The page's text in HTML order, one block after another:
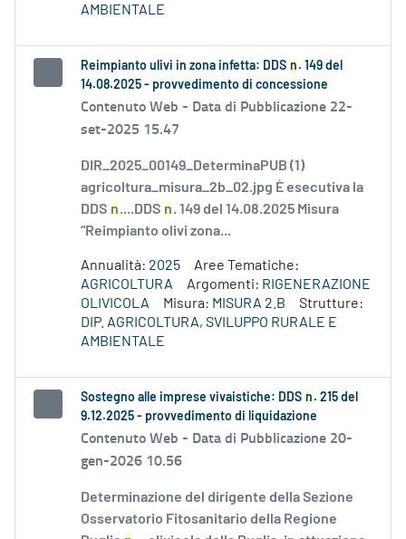
AMBIENTALE
Reimpianto ulivi in zona infetta: DDS n . 149 del
14.08.2025 - provvedimento di concessione
Contenuto Web - Data di Pubblicazione 22-
set-2025 15.47
DIR_2025_00149_DeterminaPUB (1)
agricoltura_misura_2b_02.jpg È esecutiva la
DDS n....DDS n. 149 del 14.08.2025 Misura
“Reimpianto olivi zona...
Annualità: 2025
Aree Tematiche:
AGRICOLTURA
Argomenti: RIGENERAZIONE
OLIVICOLA
Misura: MISURA 2.B
Strutture:
DIP. AGRICOLTURA, SVILUPPO RURALE E
AMBIENTALE
Sostegno alle imprese vivaistiche: DDS n . 215 del
9.12.2025 - provvedimento di liquidazione
Contenuto Web - Data di Pubblicazione 20-
gen-2026 10.56
Determinazione del dirigente della Sezione
Osservatorio Fitosanitario della Regione